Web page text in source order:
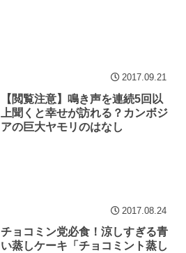
2017.09.21
【閲覧注意】鳴き声を連続5回以
上聞くと幸せが訪れる？カンボジ
アの巨大ヤモリのはなし
2017.08.24
チョコミン党必食！涼しすぎる青
い蒸しケーキ「チョコミント蒸し